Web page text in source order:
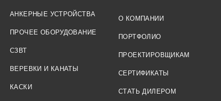
АНКЕРНЫЕ УСТРОЙСТВА
ПРОЧЕЕ ОБОРУДОВАНИЕ
СЗВТ
ВЕРЕВКИ И КАНАТЫ
КАСКИ
О КОМПАНИИ
ПОРТФОЛИО
ПРОЕКТИРОВЩИКАМ
СЕРТИФИКАТЫ
СТАТЬ ДИЛЕРОМ